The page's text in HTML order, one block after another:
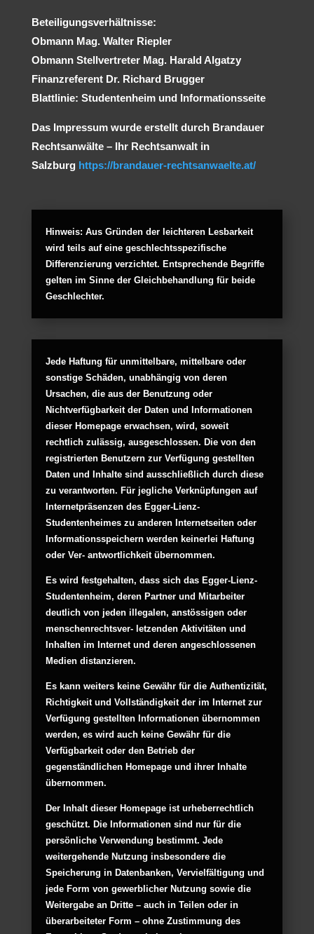
Beteiligungsverhältnisse:
Obmann Mag. Walter Riepler
Obmann Stellvertreter Mag. Harald Algatzy
Finanzreferent Dr. Richard Brugger
Blattlinie: Studentenheim und Informationsseite
Das Impressum wurde erstellt durch Brandauer
Rechtsanwälte – Ihr Rechtsanwalt in
Salzburg https://brandauer-rechtsanwaelte.at/
Hinweis: Aus Gründen der leichteren Lesbarkeit
wird teils auf eine geschlechtsspezifische
Differenzierung verzichtet. Entsprechende Begriffe
gelten im Sinne der Gleichbehandlung für beide
Geschlechter.
Jede Haftung für unmittelbare, mittelbare oder
sonstige Schäden, unabhängig von deren
Ursachen, die aus der Benutzung oder
Nichtverfügbarkeit der Daten und Informationen
dieser Homepage erwachsen, wird, soweit
rechtlich zulässig, ausgeschlossen. Die von den
registrierten Benutzern zur Verfügung gestellten
Daten und Inhalte sind ausschließlich durch diese
zu verantworten. Für jegliche Verknüpfungen auf
Internetpräsenzen des Egger-Lienz-
Studentenheimes zu anderen Internetseiten oder
Informationsspeichern werden keinerlei Haftung
oder Ver- antwortlichkeit übernommen.
Es wird festgehalten, dass sich das Egger-Lienz-
Studentenheim, deren Partner und Mitarbeiter
deutlich von jeden illegalen, anstössigen oder
menschenrechtsver- letzenden Aktivitäten und
Inhalten im Internet und deren angeschlossenen
Medien distanzieren.
Es kann weiters keine Gewähr für die Authentizität,
Richtigkeit und Vollständigkeit der im Internet zur
Verfügung gestellten Informationen übernommen
werden, es wird auch keine Gewähr für die
Verfügbarkeit oder den Betrieb der
gegenständlichen Homepage und ihrer Inhalte
übernommen.
Der Inhalt dieser Homepage ist urheberrechtlich
geschützt. Die Informationen sind nur für die
persönliche Verwendung bestimmt. Jede
weitergehende Nutzung insbesondere die
Speicherung in Datenbanken, Vervielfältigung und
jede Form von gewerblicher Nutzung sowie die
Weitergabe an Dritte – auch in Teilen oder in
überarbeiteter Form – ohne Zustimmung des